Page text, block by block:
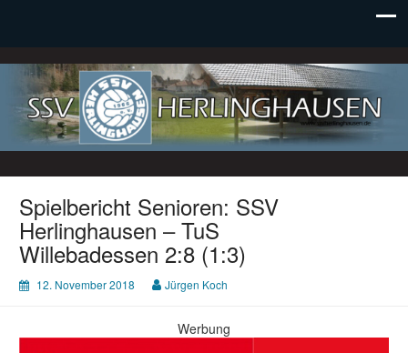
SSV Herlinghausen e. V.
Spielbericht Senioren: SSV
Herlinghausen – TuS
Willebadessen 2:8 (1:3)
12. November 2018 Jürgen Koch
Werbung